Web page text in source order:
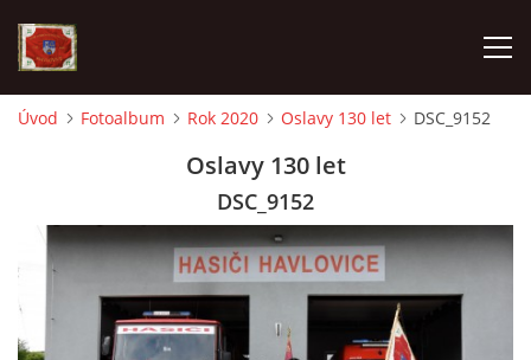
VÝJEZDOVÁ JEDNOTKA
Úvod Fotoalbum Rok 2020 Oslavy 130 let DSC_9152
Oslavy 130 let
DSC_9152